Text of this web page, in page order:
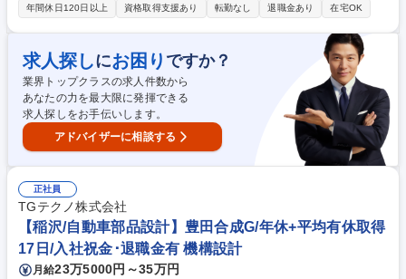
適な製品領域へ配属し、仕様検討から3D設計、設計調整、量産化まで一
開発領域をご担当 【担当製品例】自動車内装部品/自動車外装部品/ウェザ
ストリップ/エアバッグ関連部品/各種樹脂・ゴム製品/機能部品 など 【具体
的な業務内容】■CATIAを用いた3D設計・モデリング ■製品仕様の検討・
設計構想 ■製品成立性の検討および設計改善 ■顧客・関連部署との打ち合
わせ・設計調整 ■量産化に向けた設計課題の抽出・改善提案 募集職種
【部品設計/オープンポジション】豊田合成G/年138日のお休み可/入社祝金
年間休日120日以上 資格取得支援あり 転勤なし 退職金あり 在宅OK
求人探しにお困り ですか？
業界トップクラスの求人件数から
あなたの力を最大限に発揮できる
求人探しをお手伝いします。
アドバイザーに相談する
正社員
TGテクノ株式会社
【稲沢/自動車部品設計】豊田合成G/年休+平均有休取得
17日/入社祝金･退職金有 機構設計
月給23万5000円～35万円